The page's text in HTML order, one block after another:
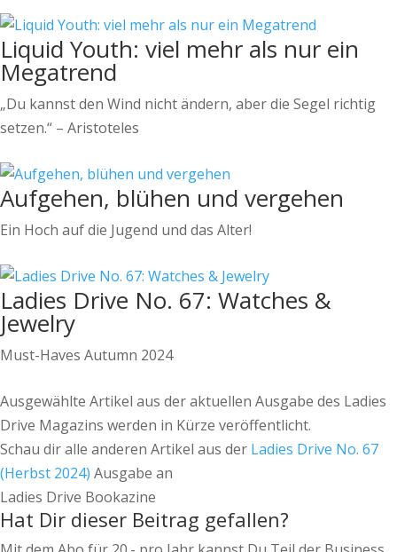
Liquid Youth: viel mehr als nur ein
Megatrend
„Du kannst den Wind nicht ändern, aber die Segel richtig
setzen.“ – Aristoteles
Aufgehen, blühen und vergehen
Ein Hoch auf die Jugend und das Alter!
Ladies Drive No. 67: Watches &
Jewelry
Must-Haves Autumn 2024
Ausgewählte Artikel aus der aktuellen Ausgabe des Ladies
Drive Magazins werden in Kürze veröffentlicht.
Schau dir alle anderen Artikel aus der Ladies Drive No. 67
(Herbst 2024) Ausgabe an
Ladies Drive Bookazine
Hat Dir dieser Beitrag gefallen?